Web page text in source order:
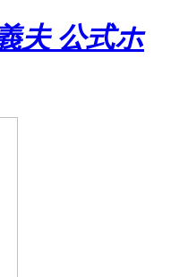
夫 公式ホ